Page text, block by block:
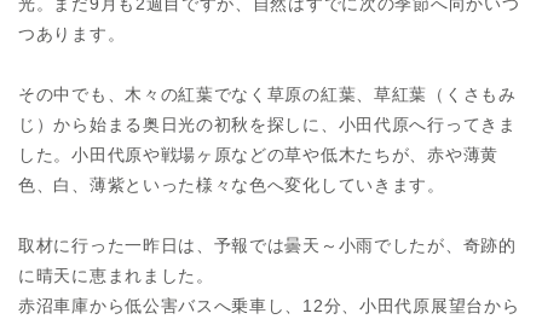
つあります。
その中でも、木々の紅葉でなく草原の紅葉、草紅葉（くさもみ
じ）から始まる奥日光の初秋を探しに、小田代原へ行ってきま
した。小田代原や戦場ヶ原などの草や低木たちが、赤や薄黄
色、白、薄紫といった様々な色へ変化していきます。
取材に行った一昨日は、予報では曇天～小雨でしたが、奇跡的
に晴天に恵まれました。
赤沼車庫から低公害バスへ乗車し、12分、小田代原展望台から